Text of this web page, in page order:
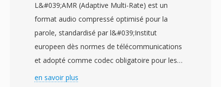
voire parfois supérieure sans aucun coût de
licence. Le codec excelle dans la compression
de vidéos longue durée en fichiers
remarquablement petits tout en préservant une
bonne qualité visuelle, utilisant dès techniques
comme la quantification adaptative, la
L&#039;AMR (Adaptive Multi-Rate) est un
format audio compressé optimisé pour la
parole, standardisé par l&#039;Institut
europeen dès normes de télécommunications
et adopté comme codec obligatoire pour les
réseaux mobiles GSM et 3G. Le codec bascule
en savoir plus